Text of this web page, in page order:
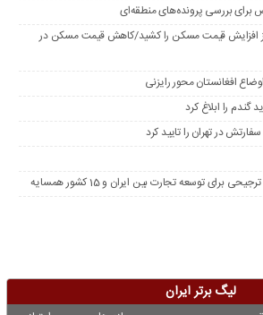
برای بررسی پرونده‌های منطقه‌ای
افزایش قیمت مسکن را کشید/کاهش قیمت مسکن در
افغانستان محور رایزنی
را ابلاغ کرد
در تهران را تایید کرد